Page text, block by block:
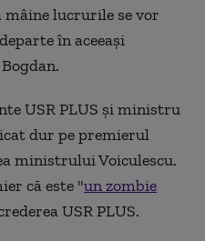
mâine lucrurile se vor
în aceeași
USR PLUS și ministru
dur pe premierul
ministrului Voiculescu.
că este "un zombie
USR PLUS.